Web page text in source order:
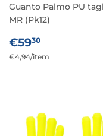
Guanto Palmo PU
MR (Pk12)
PREZZO
DI
€5930
Prezzo
€4,94/per
item